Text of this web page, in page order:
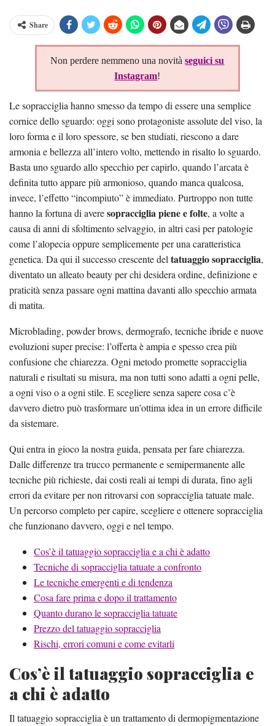
Share
Non perdere nemmeno una novitàseguici su
Instagram!
Le sopracciglia hanno smesso da tempo di essere una semplice
cornice dello sguardo: oggi sono protagoniste assolute del viso, la
loro forma e il loro spessore, se ben studiati, riescono a dare
armonia e bellezza all’intero volto, mettendo in risalto lo sguardo.
Basta uno sguardo allo specchio per capirlo, quando l’arcata è
definita tutto appare più armonioso, quando manca qualcosa,
invece, l’effetto “incompiuto” è immediato. Purtroppo non tutte
hanno la fortuna di averesopracciglia piene e folte, a volte a
causa di anni di sfoltimento selvaggio, in altri casi per patologie
come l’alopecia oppure semplicemente per una caratteristica
genetica. Da qui il successo crescente del tatuaggio sopracciglia,
diventato un alleato beauty per chi desidera ordine, definizione e
praticità senza passare ogni mattina davanti allo specchio armata
di matita.
Microblading, powder brows, dermografo, tecniche ibride e nuove
evoluzioni super precise: l’offerta è ampia e spesso crea più
confusione che chiarezza. Ogni metodo promette sopracciglia
naturali e risultati su misura, ma non tutti sono adatti a ogni pelle,
a ogni viso o a ogni stile. E scegliere senza sapere cosa c’è
davvero dietro può trasformare un’ottima idea in un errore difficile
da sistemare.
Qui entra in gioco la nostra guida, pensata per fare chiarezza.
Dalle differenze tra trucco permanente e semipermanente alle
tecniche più richieste, dai costi reali ai tempi di durata, fino agli
errori da evitare per non ritrovarsi con sopracciglia tatuate male.
Un percorso completo per capire, scegliere e ottenere sopracciglia
che funzionano davvero, oggi e nel tempo.
Cos’è il tatuaggio sopracciglia e a chi è adatto
Tecniche di sopracciglia tatuate a confronto
Le tecniche emergenti e di tendenza
Cosa fare prima e dopo il trattamento
Quanto durano le sopracciglia tatuate
Prezzo del tatuaggio sopracciglia
Rischi, errori comuni e come evitarli
Cos’è il tatuaggio sopracciglia e
a chi è adatto
Il tatuaggio sopracciglia è un trattamento di dermopigmentazione